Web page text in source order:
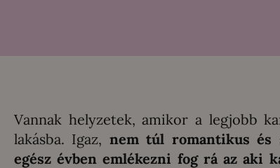
Vannak helyzetek, amikor a legjobb
lakásba. Igaz, nem túl romantikus és
egész évben emlékezni fog rá az aki